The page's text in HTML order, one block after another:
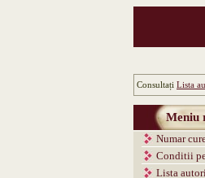
Consultați Lista
Meniu
Numar
Conditii
Lista